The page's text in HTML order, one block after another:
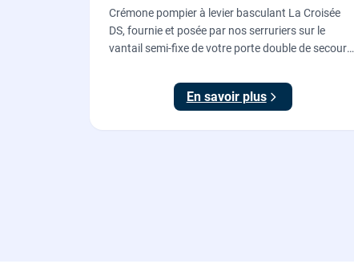
Crémone pompier à levier basculant La Croisée
DS, fournie et posée par nos serruriers sur le
vantail semi-fixe de votre porte double de secours
ouverture testée.
En savoir plus